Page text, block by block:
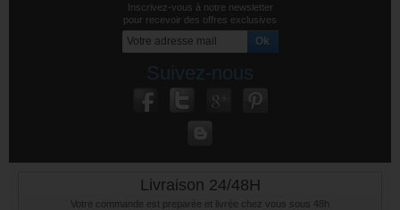
Inscrivez-vous à notre newsletter
pour recevoir des offres exclusives
Suivez-nous
Livraison 24/48H
Votre commande est preparée et livrée chez vous sous 48h